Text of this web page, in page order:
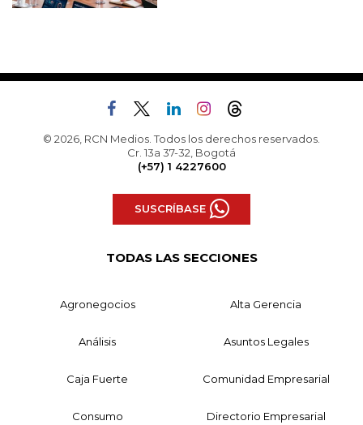
© 2026, RCN Medios. Todos los derechos reservados.
Cr. 13a 37-32, Bogotá
(+57) 1 4227600
SUSCRÍBASE
TODAS LAS SECCIONES
Agronegocios Alta Gerencia
Análisis Asuntos Legales
Caja Fuerte Comunidad Empresarial
Consumo Directorio Empresarial